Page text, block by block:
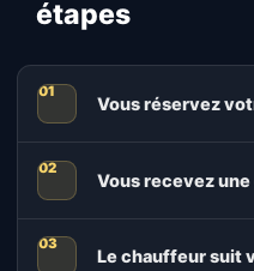
étapes
Vous réservez
Vous recevez
Le chauffeur suit